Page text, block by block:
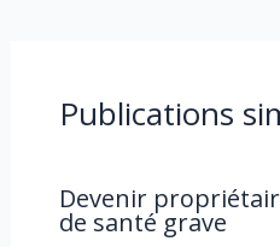
Publications
Devenir
de santé grave